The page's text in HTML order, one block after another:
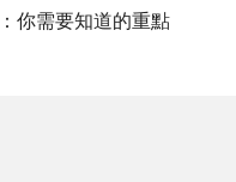
你需要知道的重點